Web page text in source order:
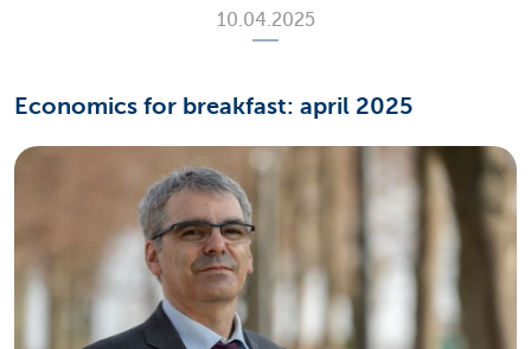
10.04.2025
Economics for breakfast: april 2025